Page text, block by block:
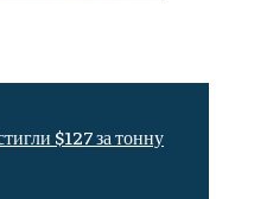
$127 за тонну